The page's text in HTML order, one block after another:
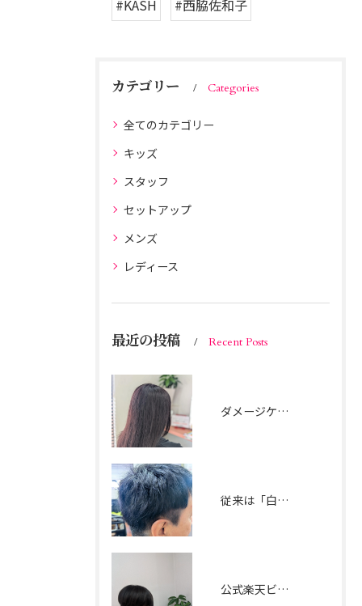
#KASH
#西脇佐和子
カテゴリー Categories
全てのカテゴリー
キッズ
スタッフ
セットアップ
メンズ
レディース
最近の投稿 Recent Posts
ダメージケアは楽天ビューティー限定メニューにおまかせ。
従来は「白髪染め」で真っ黒に隠すのが一般的でしたが、
公式楽天ビューティー 楽天ポイントを貯めたり使ったりして、 ご家族でのご利用も可能です。